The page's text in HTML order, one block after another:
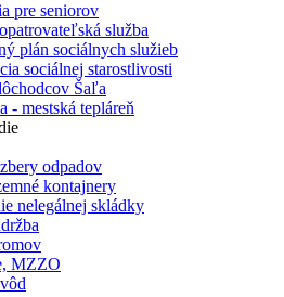
pre seniorov
služba
plán sociálnych služieb
sociálnej starostlivosti
Šaľa
- mestská tepláreň
odpadov
kontajnery
nelegálnej skládky
MZZO